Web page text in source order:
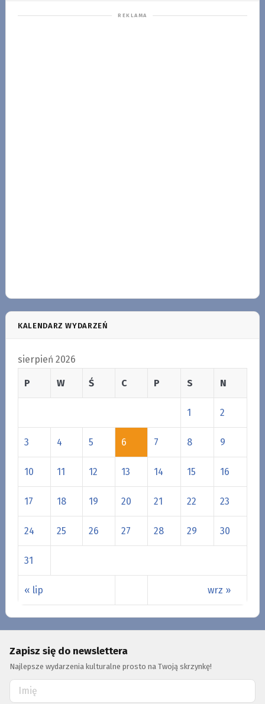
KALENDARZ WYDARZEŃ
sierpień 2026
P W Ś C P S N
« lip wrz »
1 2
3 4 5 6 7 8 9
10 11 12 13 14 15 16
17 18 19 20 21 22 23
24 25 26 27 28 29 30
31
Zapisz się do newslettera
Najlepsze wydarzenia kulturalne prosto na Twoją skrzynkę!